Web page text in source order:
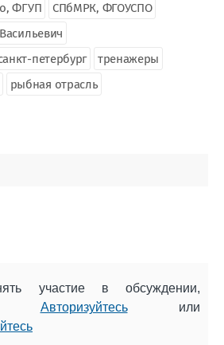
ФГУП
СПбМРК, ФГОУСПО
петербург
тренажеры
рыбная отрасль
участие в обсуждении,
Авторизуйтесьили